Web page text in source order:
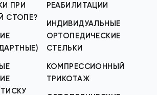
ПРИ
СТОПЕ?
РЕАБИЛИТАЦИИ
ИНДИВИДУАЛЬНЫЕ
ОРТОПЕДИЧЕСКИЕ
СТЕЛЬКИ
КОМПРЕССИОННЫЙ
ТРИКОТАЖ